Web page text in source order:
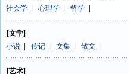
社会学
心理学 哲学
[文学]
小说
传记 文集 散文
[艺术]